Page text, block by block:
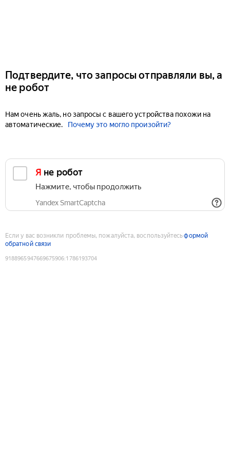
Подтвердите, что запросы отправляли вы, а
не робот
Нам очень жаль, но запросы с вашего устройства похожи на
автоматические.
Почему это могло произойти?
Я не робот
Нажмите, чтобы продолжить
Yandex SmartCaptcha
Если у вас возникли проблемы, пожалуйста, воспользуйтесьформой
обратной связи
9188965947669675906:1786193704